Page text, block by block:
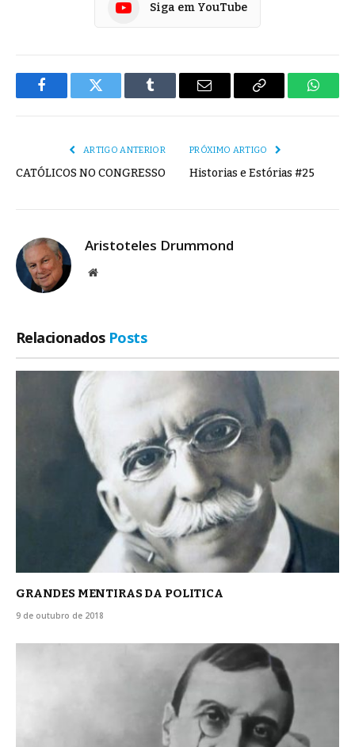
Siga em YouTube
FacebookTwitter Tumblr
E-
Copiar
ARTIGO ANTERIOR
CATÓLICOS NO CONGRESSO
PRÓXIMO ARTIGO
Historias e Estórias #25
Aristoteles Drummond
Site
Relacionados Posts
GRANDES MENTIRAS DA POLITICA
9 de outubro de 2018